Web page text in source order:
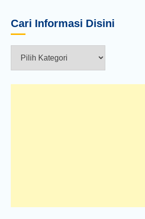
Cari Informasi Disini
Informasi
Disini